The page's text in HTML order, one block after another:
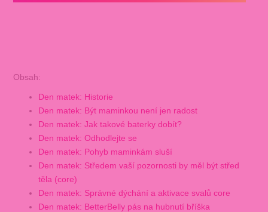
Obsah:
Den matek: Historie
Den matek: Být maminkou není jen radost
Den matek: Jak takové baterky dobít?
Den matek: Odhodlejte se
Den matek: Pohyb maminkám sluší
Den matek: Středem vaší pozornosti by měl být střed
těla (core)
Den matek: Správné dýchání a aktivace svalů core
Den matek: BetterBelly pás na hubnutí bříška